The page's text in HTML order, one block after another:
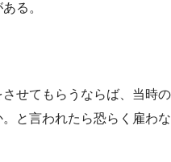
る。
せてもらうならば、当時の
と言われたら恐らく雇わな